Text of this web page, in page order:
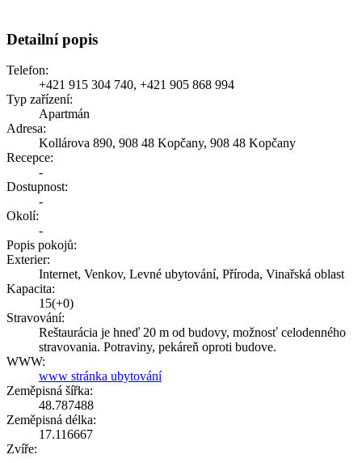
Detailní popis
Telefon:
+421 915 304 740, +421 905 868 994
Typ zařízení:
Apartmán
Adresa:
Kollárova 890, 908 48 Kopčany, 908 48 Kopčany
Recepce:
-
Dostupnost:
-
Okolí:
-
Popis pokojů:
Exterier:
Internet, Venkov, Levné ubytování, Příroda, Vinařská oblast
Kapacita:
15(+0)
Stravování:
Reštaurácia je hneď 20 m od budovy, možnosť celodenného
stravovania. Potraviny, pekáreň oproti budove.
WWW:
www stránka ubytování
Zeměpisná šířka:
48.787488
Zeměpisná délka:
17.116667
Zvíře: